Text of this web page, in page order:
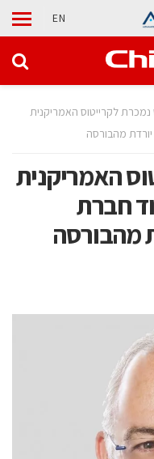
EN
נמכרת לקרייטוס האמריקנית
האמריקנית
עוד חברת
מהבורסה